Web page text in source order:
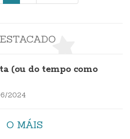
(ou do tempo como
2024
O MÁIS